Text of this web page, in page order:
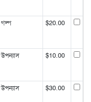
গল্প $20.00
উপন্যাস $10.00
উপন্যাস $30.00